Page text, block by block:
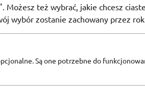
Możesz też wybrać, jakie chcesz
wybór zostanie zachowany przez
Są one potrzebne do